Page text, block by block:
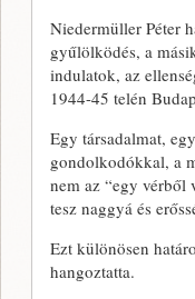
Niedermüller Péter
gyűlölködés, a
indulatok, az
1944-45 telén
Egy társadalmat,
gondolkodókkal, a
nem az “egy vérből
tesz naggyá és
Ezt különösen
hangoztatta.